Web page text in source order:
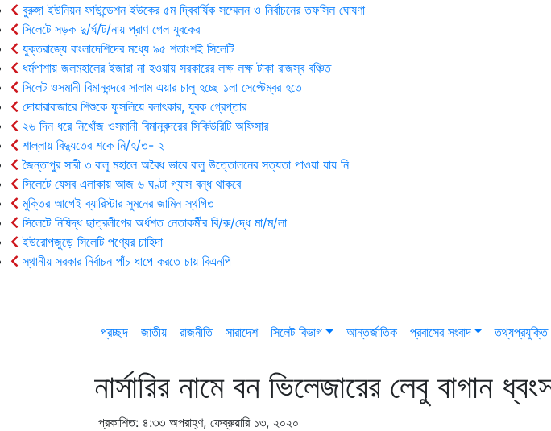
বুরুঙ্গা ইউনিয়ন ফাউন্ডেশন ইউকের ৫ম দ্বিবার্ষিক সম্মেলন ও নির্বাচনের তফসিল ঘোষণা
সিলেটে সড়ক দু/র্ঘ/ট/নায় প্রাণ গেল যুবকের
যুক্তরাজ্যে বাংলাদেশিদের মধ্যে ৯৫ শতাংশই সিলেটি
ধর্মপাশায় জলমহালের ইজারা না হওয়ায় সরকারের লক্ষ লক্ষ টাকা রাজস্ব বঞ্চিত
সিলেট ওসমানী বিমানবন্দরে সালাম এয়ার চালু হচ্ছে ১লা সেপ্টেম্বর হতে
দোয়ারাবাজারে শিশুকে ফুসলিয়ে বলাৎকার, যুবক গ্রেপ্তার
২৬ দিন ধরে নিখোঁজ ওসমানী বিমানবন্দরের সিকিউরিটি অফিসার
শাল্লায় বিদ্যুতের শকে নি/হ/ত- ২
জৈন্তাপুর সারী ৩ বালু মহালে অবৈধ ভাবে বালু উত্তোলনের সত্যতা পাওয়া যায় নি
সিলেটে যেসব এলাকায় আজ ৬ ঘণ্টা গ্যাস বন্ধ থাকবে
মুক্তির আগেই ব্যারিস্টার সুমনের জামিন স্থগিত
সিলেটে নিষিদ্ধ ছাত্রলীগের অর্ধশত নেতাকর্মীর বি/রু/দ্ধে মা/ম/লা
ইউরোপজুড়ে সিলেটি পণ্যের চাহিদা
স্থানীয় সরকার নির্বাচন পাঁচ ধাপে করতে চায় বিএনপি
প্রচ্ছদ জাতীয় রাজনীতি সারাদেশ সিলেট বিভাগ আন্তর্জাতিক প্রবাসের সংবাদ তথ্যপ্রযুক্তি
নার্সারির নামে বন ভিলেজারের লেবু বাগান
প্রকাশিত: ৪:৩৩ অপরাহ্ণ, ফেব্রুয়ারি ১৩, ২০২০